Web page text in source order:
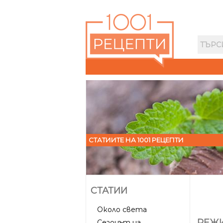
СТАТИИТЕ НА 1001 РЕЦЕПТИ
СТАТИИ
Около света